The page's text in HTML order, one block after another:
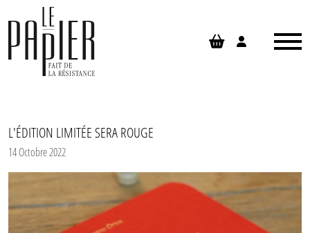
L'ÉDITION LIMITÉE SERA ROUGE
14 Octobre 2022
Panneau de gestion des cookies